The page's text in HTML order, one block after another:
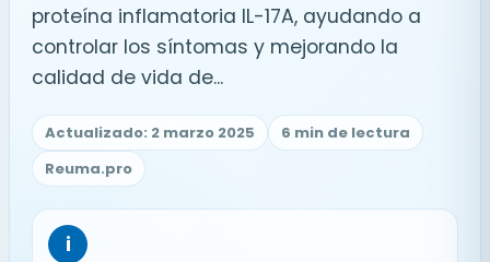
proteína inflamatoria IL-17A, ayudando a
controlar los síntomas y mejorando la
calidad de vida de...
Actualizado: 2 marzo 2025
6 min de lectura
Reuma.pro
i